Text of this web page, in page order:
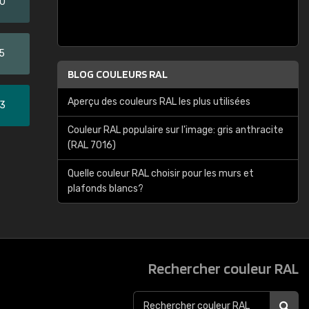
BLOG COULEURS RAL
Aperçu des couleurs RAL les plus utilisées
Couleur RAL populaire sur l'image: gris anthracite
(RAL 7016)
Quelle couleur RAL choisir pour les murs et
plafonds blancs?
Rechercher couleur RAL